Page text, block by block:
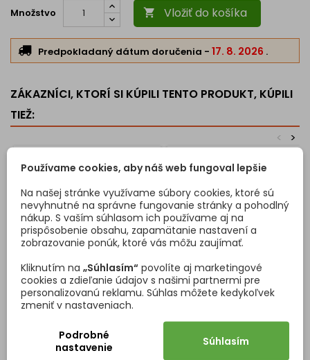
Množstvo  Vložiť do košíka
Predpokladaný dátum doručenia - 17. 8. 2026 .
ZÁKAZNÍCI, KTORÍ SI KÚPILI TENTO PRODUKT, KÚPILI
TIEŽ:
>
<
ÚCHYTKA NA HRANU RIOS /
LESKLÝ CHRÓM
Úchytka RIOS v modernom
prevedení lesklý chróm je
HORNÉ KOLIESKO KOVOVÉ
koľajnice na posuvné dvere.
Vďaka ohnutému plechu
Používame cookies, aby náš web fungoval lepšie
Na našej stránke využívame súbory cookies, ktoré sú
nevyhnutné na správne fungovanie stránky a pohodlný
nákup. S vaším súhlasom ich používame aj na
prispôsobenie obsahu, zapamätanie nastavení a
zobrazovanie ponúk, ktoré vás môžu zaujímať.
Kliknutím na „Súhlasím“ povolíte aj marketingové
cookies a zdieľanie údajov s našimi partnermi pre
personalizovanú reklamu. Súhlas môžete kedykoľvek
zmeniť v nastaveniach.
Podrobné
nastavenie
Súhlasím